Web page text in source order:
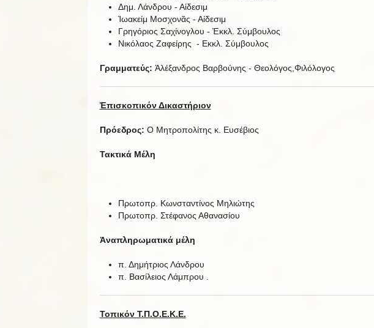
Δημ. Λάνδρου - Αἰδεσιμ
Ἰωακείμ Μοσχονᾶς - Αἰδεσιμ
Γρηγόριος Σαχίνογλου - Ἐκκλ. Σύμβουλος
Νικόλαος Ζαφείρης - Εκκλ. Σύμβουλος
Γραμματεύς: Ἀλέξανδρος Βαρβούνης - Θεολόγος,Φιλόλογος
Ἐπισκοπικόν Δικαστήριον
Πρόεδρος: Ο Μητροπολίτης κ. Ευσέβιος
Τακτικά Μέλη
Πρωτοπρ. Κωνσταντίνος Μηλιώτης
Πρωτοπρ. Στέφανος Αθανασίου
Ἀναπληρωματικά μέλη
π. Δημήτριος Λάνδρου
π. Βασίλειος Λάμπρου .
Τοπικόν Τ.Π.Ο.Ε.Κ.Ε.